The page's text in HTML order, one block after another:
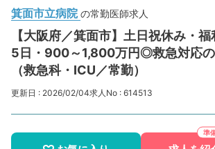
箕面市立病院の常勤医師求人
【大阪府／箕面市】土日祝休み・
5日・900～1,800万円◎救急対応
（救急科・ICU／常勤）
更新日 : 2026/02/04求人No : 614513